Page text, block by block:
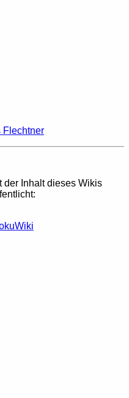
Flechtner
der Inhalt dieses Wikis